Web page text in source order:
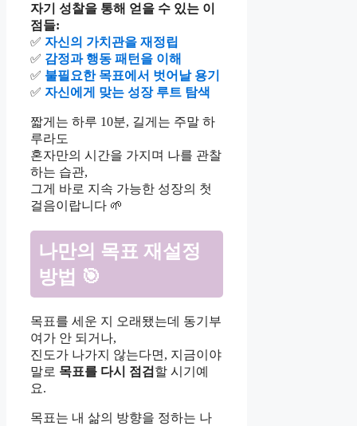
자기 성찰을 통해 얻을 수 있는 이
점들:
✅ 자신의 가치관을 재정립
✅ 감정과 행동 패턴을 이해
✅ 불필요한 목표에서 벗어날 용기
✅ 자신에게 맞는 성장 루트 탐색
짧게는 하루 10분, 길게는 주말 하
루라도
혼자만의 시간을 가지며 나를 관찰
하는 습관,
그게 바로 지속 가능한 성장의 첫
걸음이랍니다 🌱
나만의 목표 재설정
방법 🎯
목표를 세운 지 오래됐는데 동기부
여가 안 되거나,
진도가 나가지 않는다면, 지금이야
말로 목표를 다시 점검 할 시기예
요.
목표는 내 삶의 방향을 정하는 나